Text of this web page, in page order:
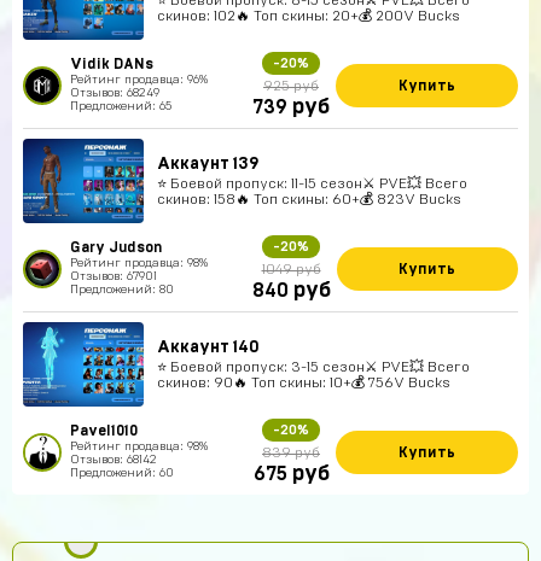
скинов: 102🔥 Топ скины: 20+💰 200V Bucks
Vidik DANs
Рейтинг продавца: 96%
Отзывов: 68249
Предложений: 65
-20%
925 руб
739 руб
Купить
Аккаунт 139
⭐️ Боевой пропуск: 11-15 сезон⚔️ PVE💥 Всего
скинов: 158🔥 Топ скины: 60+💰 823V Bucks
Gary Judson
Рейтинг продавца: 98%
Отзывов: 67901
Предложений: 80
-20%
1049 руб
840 руб
Купить
Аккаунт 140
⭐️ Боевой пропуск: 3-15 сезон⚔️ PVE💥 Всего
скинов: 90🔥 Топ скины: 10+💰 756V Bucks
Pavel1010
Рейтинг продавца: 98%
Отзывов: 68142
Предложений: 60
-20%
839 руб
675 руб
Купить